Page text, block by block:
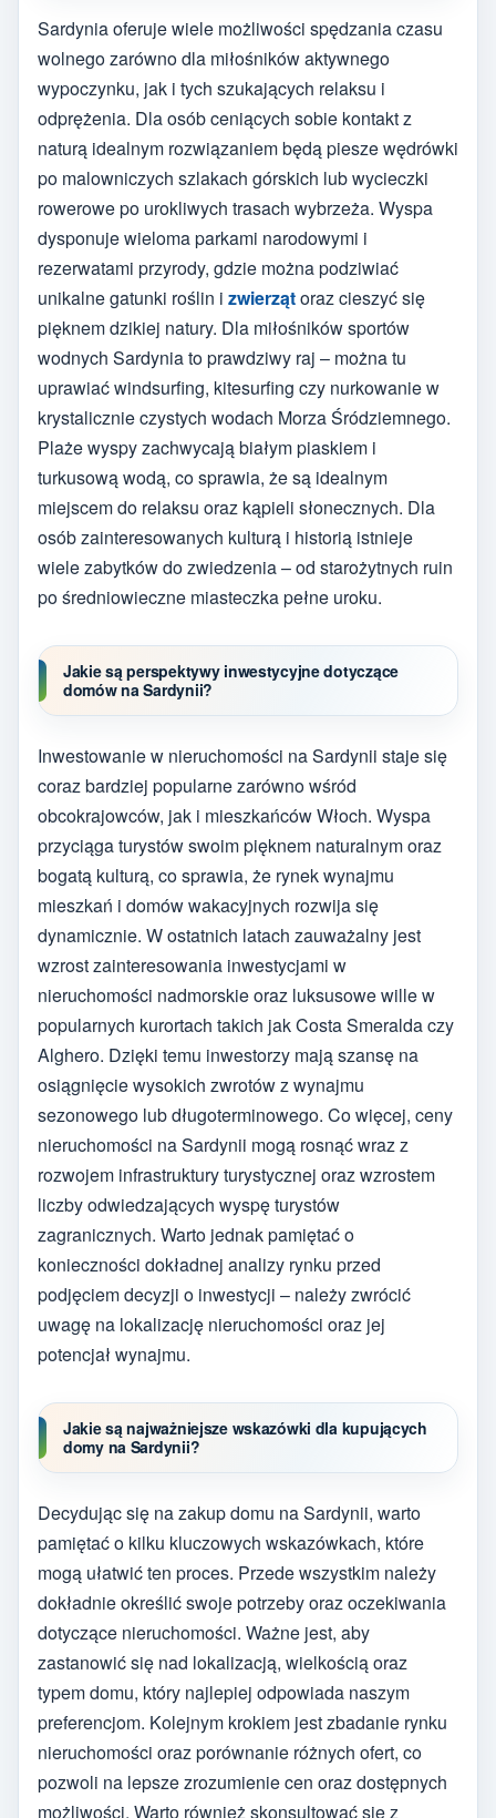
Sardynia oferuje wiele możliwości spędzania czasu
wolnego zarówno dla miłośników aktywnego
wypoczynku, jak i tych szukających relaksu i
odprężenia. Dla osób ceniących sobie kontakt z
naturą idealnym rozwiązaniem będą piesze wędrówki
po malowniczych szlakach górskich lub wycieczki
rowerowe po urokliwych trasach wybrzeża. Wyspa
dysponuje wieloma parkami narodowymi i
rezerwatami przyrody, gdzie można podziwiać
unikalne gatunki roślin i zwierzątoraz cieszyć się
pięknem dzikiej natury. Dla miłośników sportów
wodnych Sardynia to prawdziwy raj – można tu
uprawiać windsurfing, kitesurfing czy nurkowanie w
krystalicznie czystych wodach Morza Śródziemnego.
Plaże wyspy zachwycają białym piaskiem i
turkusową wodą, co sprawia, że są idealnym
miejscem do relaksu oraz kąpieli słonecznych. Dla
osób zainteresowanych kulturą i historią istnieje
wiele zabytków do zwiedzenia – od starożytnych ruin
po średniowieczne miasteczka pełne uroku.
Jakie są perspektywy inwestycyjne dotyczące
domów na Sardynii?
Inwestowanie w nieruchomości na Sardynii staje się
coraz bardziej popularne zarówno wśród
obcokrajowców, jak i mieszkańców Włoch. Wyspa
przyciąga turystów swoim pięknem naturalnym oraz
bogatą kulturą, co sprawia, że rynek wynajmu
mieszkań i domów wakacyjnych rozwija się
dynamicznie. W ostatnich latach zauważalny jest
wzrost zainteresowania inwestycjami w
nieruchomości nadmorskie oraz luksusowe wille w
popularnych kurortach takich jak Costa Smeralda czy
Alghero. Dzięki temu inwestorzy mają szansę na
osiągnięcie wysokich zwrotów z wynajmu
sezonowego lub długoterminowego. Co więcej, ceny
nieruchomości na Sardynii mogą rosnąć wraz z
rozwojem infrastruktury turystycznej oraz wzrostem
liczby odwiedzających wyspę turystów
zagranicznych. Warto jednak pamiętać o
konieczności dokładnej analizy rynku przed
podjęciem decyzji o inwestycji – należy zwrócić
uwagę na lokalizację nieruchomości oraz jej
potencjał wynajmu.
Jakie są najważniejsze wskazówki dla kupujących
domy na Sardynii?
Decydując się na zakup domu na Sardynii, warto
pamiętać o kilku kluczowych wskazówkach, które
mogą ułatwić ten proces. Przede wszystkim należy
dokładnie określić swoje potrzeby oraz oczekiwania
dotyczące nieruchomości. Ważne jest, aby
zastanowić się nad lokalizacją, wielkością oraz
typem domu, który najlepiej odpowiada naszym
preferencjom. Kolejnym krokiem jest zbadanie rynku
nieruchomości oraz porównanie różnych ofert, co
pozwoli na lepsze zrozumienie cen oraz dostępnych
możliwości. Warto również skonsultować się z